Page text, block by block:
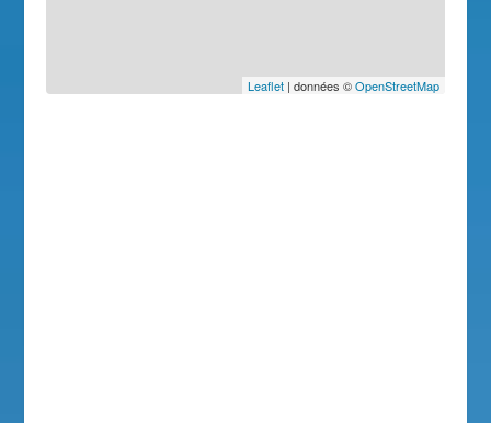
Leaflet| données ©OpenStreetMap